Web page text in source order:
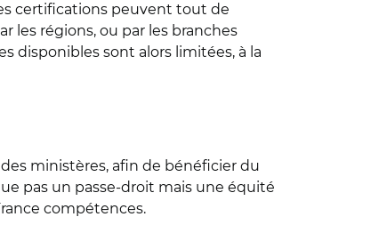
certifications peuvent tout de
les régions, ou par les branches
disponibles sont alors limitées, à la
ministères, afin de bénéficier du
pas un passe-droit mais une équité
compétences.